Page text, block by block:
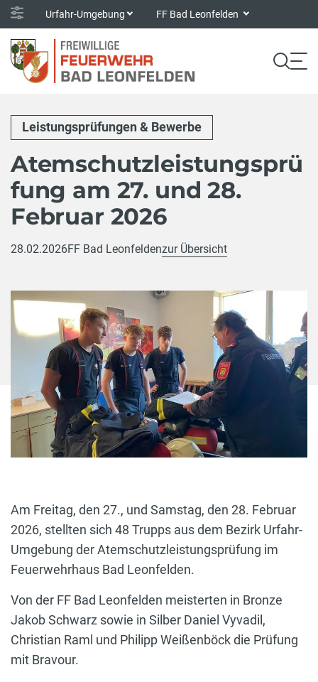
Urfahr-Umgebung FF Bad Leonfelden
Leistungsprüfungen & Bewerbe
Atemschutzleistungsprü
fung am 27. und 28.
Februar 2026
28.02.2026FF Bad Leonfeldenzur Übersicht
Am Freitag, den 27., und Samstag, den 28. Februar
2026, stellten sich 48 Trupps aus dem Bezirk Urfahr-
Umgebung der Atemschutzleistungsprüfung im
Feuerwehrhaus Bad Leonfelden.
Von der FF Bad Leonfelden meisterten in Bronze
Jakob Schwarz sowie in Silber Daniel Vyvadil,
Christian Raml und Philipp Weißenböck die Prüfung
mit Bravour.